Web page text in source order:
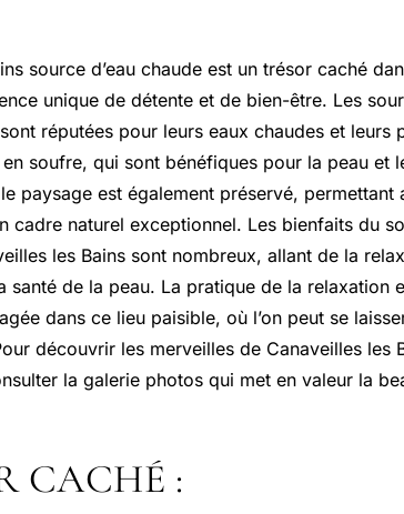
source d’eau chaude est un trésor caché
unique de détente et de bien-être. Les
réputées pour leurs eaux chaudes et leurs
soufre, qui sont bénéfiques pour la peau et
paysage est également préservé, permettant
cadre naturel exceptionnel. Les bienfaits du
les Bains sont nombreux, allant de la
santé de la peau. La pratique de la relaxation
dans ce lieu paisible, où l’on peut se
découvrir les merveilles de Canaveilles les
la galerie photos qui met en valeur la
CACHÉ :